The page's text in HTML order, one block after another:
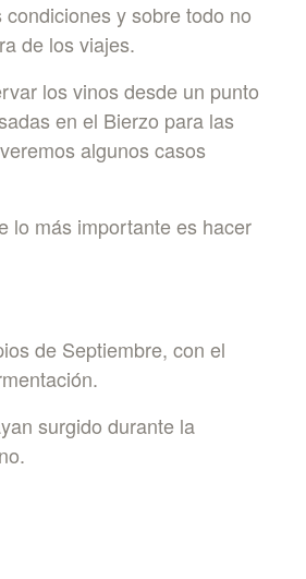
y sobre todo no
de los viajes.
los vinos desde un punto
en el Bierzo para las
algunos casos
lo más importante es hacer
de Septiembre, con el
surgido durante la